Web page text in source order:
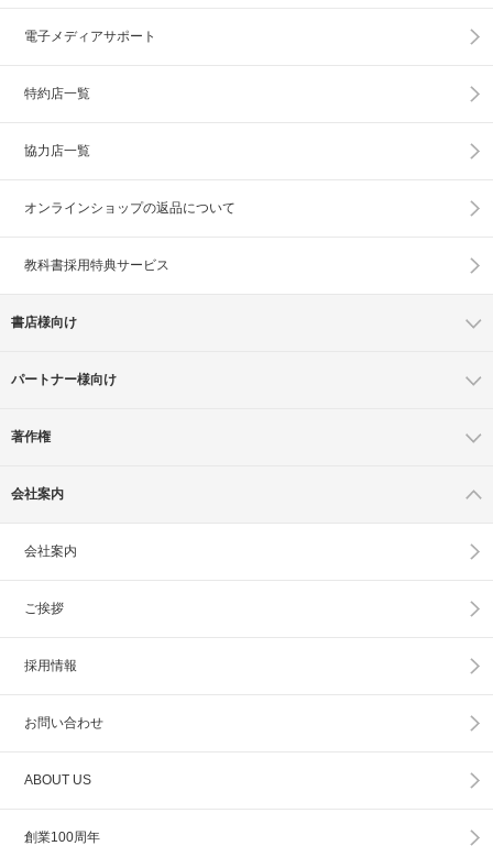
電子メディアサポート
特約店一覧
協力店一覧
オンラインショップの返品について
教科書採用特典サービス
書店様向け
パートナー様向け
著作権
会社案内
会社案内
ご挨拶
採用情報
お問い合わせ
ABOUT US
創業100周年